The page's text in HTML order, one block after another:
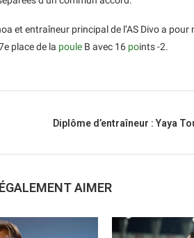
et entraîneur principal de l’AS Divo a pour
place de la poule B avec 16 points -2.
Diplôme d’entraîneur : Yaya
AIMER